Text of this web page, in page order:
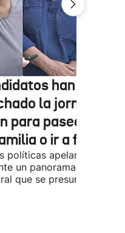
han
la jornada de
para pasear,
o ir a fiestas
políticas apelaron ayer al
un panorama
que se presume